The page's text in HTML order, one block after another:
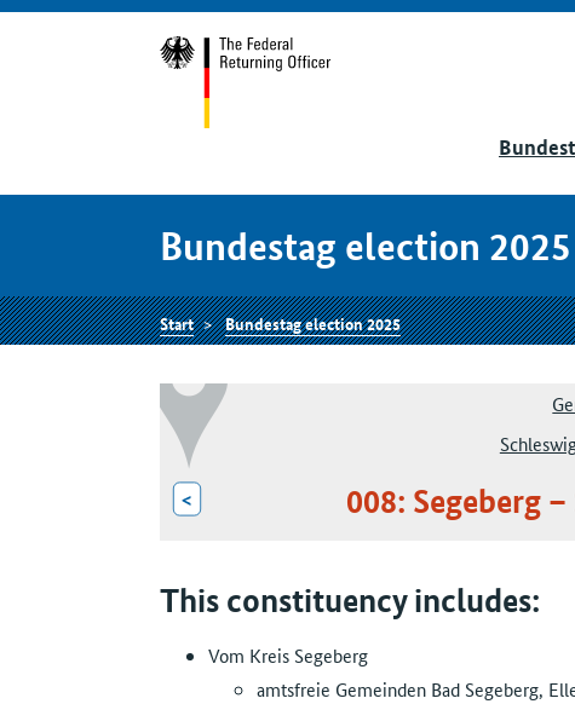
Bundestag election 2025
Start Bundestag election 2025
< 008: Segeberg
This constituency includes:
Vom Kreis Segeberg
amtsfreie Gemeinden Bad Segeberg,